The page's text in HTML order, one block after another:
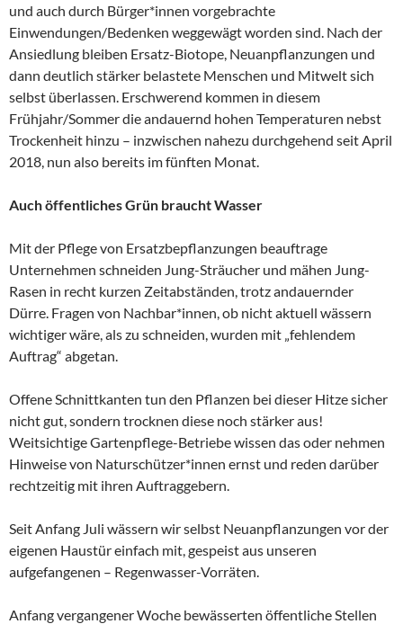
und auch durch Bürger*innen vorgebrachte
Einwendungen/Bedenken weggewägt worden sind. Nach der
Ansiedlung bleiben Ersatz-Biotope, Neuanpflanzungen und
dann deutlich stärker belastete Menschen und Mitwelt sich
selbst überlassen. Erschwerend kommen in diesem
Frühjahr/Sommer die andauernd hohen Temperaturen nebst
Trockenheit hinzu – inzwischen nahezu durchgehend seit April
2018, nun also bereits im fünften Monat.
Auch öffentliches Grün braucht Wasser
Mit der Pflege von Ersatzbepflanzungen beauftrage
Unternehmen schneiden Jung-Sträucher und mähen Jung-
Rasen in recht kurzen Zeitabständen, trotz andauernder
Dürre. Fragen von Nachbar*innen, ob nicht aktuell wässern
wichtiger wäre, als zu schneiden, wurden mit „fehlendem
Auftrag“ abgetan.
Offene Schnittkanten tun den Pflanzen bei dieser Hitze sicher
nicht gut, sondern trocknen diese noch stärker aus!
Weitsichtige Gartenpflege-Betriebe wissen das oder nehmen
Hinweise von Naturschützer*innen ernst und reden darüber
rechtzeitig mit ihren Auftraggebern.
Seit Anfang Juli wässern wir selbst Neuanpflanzungen vor der
eigenen Haustür einfach mit, gespeist aus unseren
aufgefangenen – Regenwasser-Vorräten.
Anfang vergangener Woche bewässerten öffentliche Stellen